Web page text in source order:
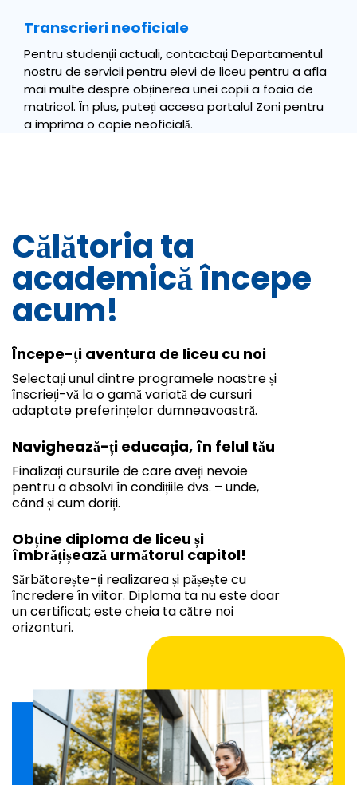
Transcrieri neoficiale
Pentru studenții actuali, contactați Departamentul
nostru de servicii pentru elevi de liceu pentru a afla
mai multe despre obținerea unei copii a foaia de
matricol. În plus, puteți accesa portalul Zoni pentru
a imprima o copie neoficială.
Călătoria ta
academică începe
acum!
Începe-ți aventura de liceu cu noi
Selectați unul dintre programele noastre și
înscrieți-vă la o gamă variată de cursuri
adaptate preferințelor dumneavoastră.
Navighează-ți educația, în felul tău
Finalizați cursurile de care aveți nevoie
pentru a absolvi în condițiile dvs. – unde,
când și cum doriți.
Obține diploma de liceu și
îmbrățișează următorul capitol!
Sărbătorește-ți realizarea și pășește cu
încredere în viitor. Diploma ta nu este doar
un certificat; este cheia ta către noi
orizonturi.